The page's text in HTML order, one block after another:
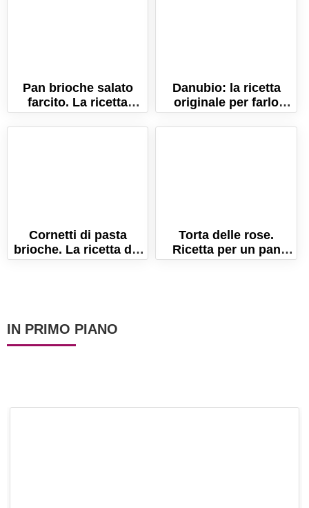
Pan brioche salato
farcito. La ricetta
semplice per farlo
sofficissimo!
Danubio: la ricetta
originale per farlo
morbidissimo!
Cornetti di pasta
brioche. La ricetta dei
cornetti morbidissimi
Torta delle rose.
Ricetta per un pan
brioche morbidissimo
IN PRIMO PIANO